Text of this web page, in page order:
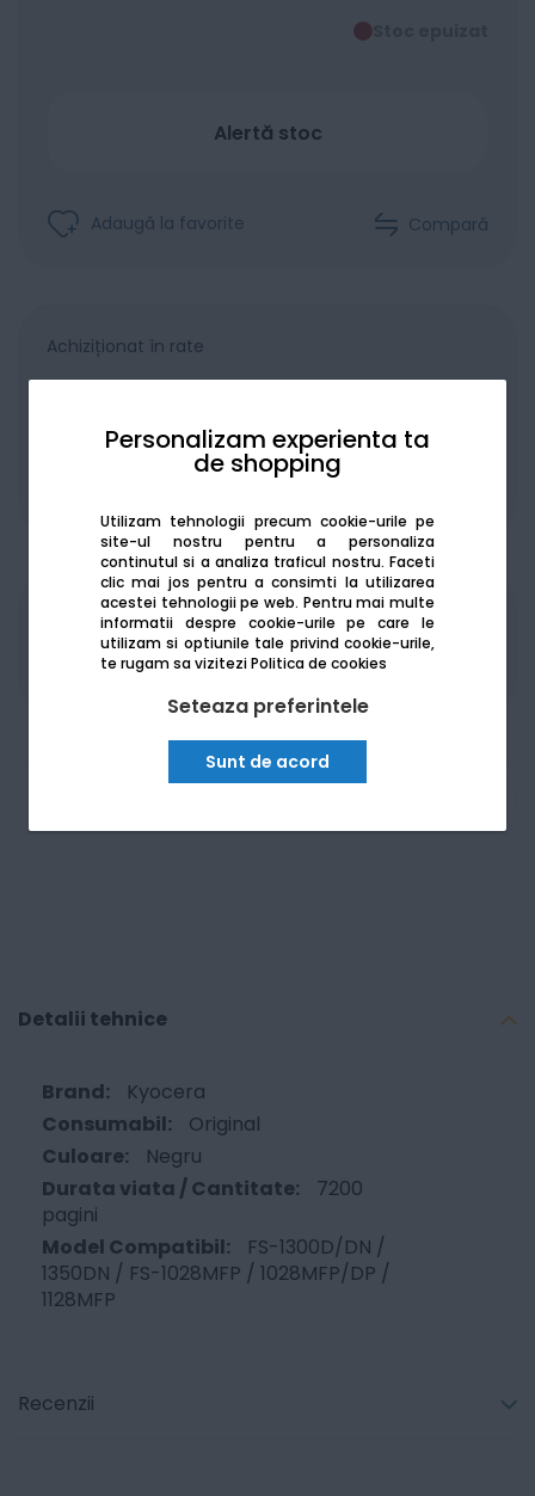
Personalizam experienta ta
de shopping
Utilizam tehnologii precum cookie-urile pe
site-ul nostru pentru a personaliza
continutul si a analiza traficul nostru. Faceti
clic mai jos pentru a consimti la utilizarea
acestei tehnologii pe web. Pentru mai multe
informatii despre cookie-urile pe care le
utilizam si optiunile tale privind cookie-urile,
te rugam sa viziteziPolitica de cookies
Seteaza preferintele
Sunt de acord
Alertă stoc
Adaugă la favorite Compară
Achiziționat în rate
Produsele sunt disponibile pe platforma de
achizitii publiceSEAP/SICAP
Detalii tehnice
Kyocera
Original
Negru
7200
pagini
FS-1300D/DN /
1350DN / FS-1028MFP / 1028MFP/DP /
1128MFP
Recenzii